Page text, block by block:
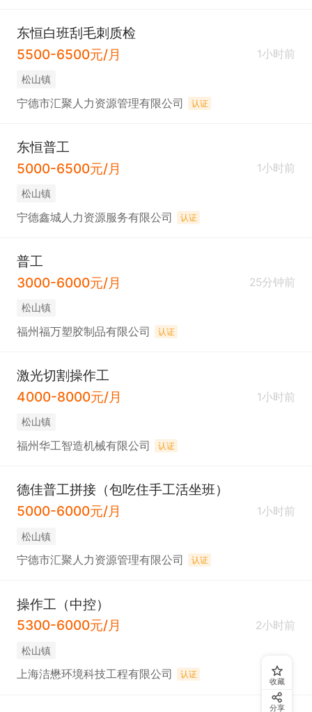
东恒白班刮毛刺质检
5500-6500元/月
1小时前
松山镇
宁德市汇聚人力资源管理有限公司 认证
东恒普工
5000-6500元/月
1小时前
松山镇
宁德鑫城人力资源服务有限公司 认证
普工
3000-6000元/月
25分钟前
松山镇
福州福万塑胶制品有限公司 认证
激光切割操作工
4000-8000元/月
1小时前
松山镇
福州华工智造机械有限公司 认证
德佳普工拼接（包吃住手工活坐班）
5000-6000元/月
1小时前
松山镇
宁德市汇聚人力资源管理有限公司 认证
操作工（中控）
5300-6000元/月
2小时前
松山镇
上海洁懋环境科技工程有限公司 认证
收藏
分享